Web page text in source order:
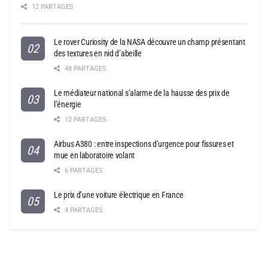
12 PARTAGES
Le rover Curiosity de la NASA découvre un champ présentant
des textures en nid d’abeille
48 PARTAGES
Le médiateur national s’alarme de la hausse des prix de
l’énergie
12 PARTAGES
Airbus A380 : entre inspections d’urgence pour fissures et
mue en laboratoire volant
6 PARTAGES
Le prix d’une voiture électrique en France
4 PARTAGES